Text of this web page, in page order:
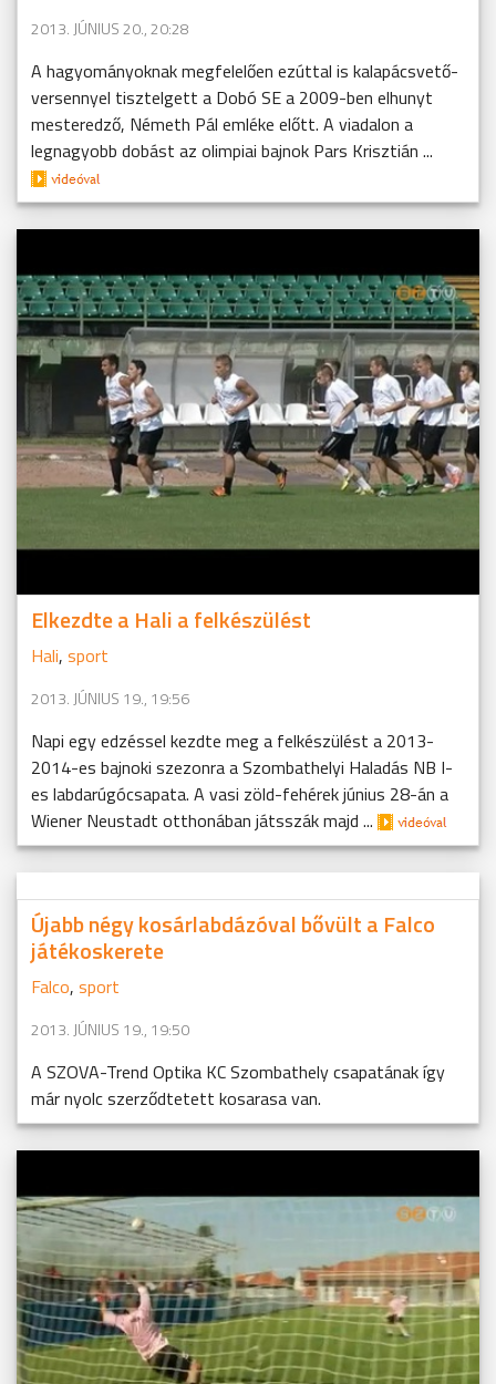
2013. JÚNIUS 20., 20:28
A hagyományoknak megfelelően ezúttal is kalapácsvető-
versennyel tisztelgett a Dobó SE a 2009-ben elhunyt
mesteredző, Németh Pál emléke előtt. A viadalon a
legnagyobb dobást az olimpiai bajnok Pars Krisztián ...
Elkezdte a Hali a felkészülést
Hali, sport
2013. JÚNIUS 19., 19:56
Napi egy edzéssel kezdte meg a felkészülést a 2013-
2014-es bajnoki szezonra a Szombathelyi Haladás NB I-
es labdarúgócsapata. A vasi zöld-fehérek június 28-án a
Wiener Neustadt otthonában játsszák majd ...
Újabb négy kosárlabdázóval bővült a Falco
játékoskerete
Falco, sport
2013. JÚNIUS 19., 19:50
A SZOVA-Trend Optika KC Szombathely csapatának így
már nyolc szerződtetett kosarasa van.